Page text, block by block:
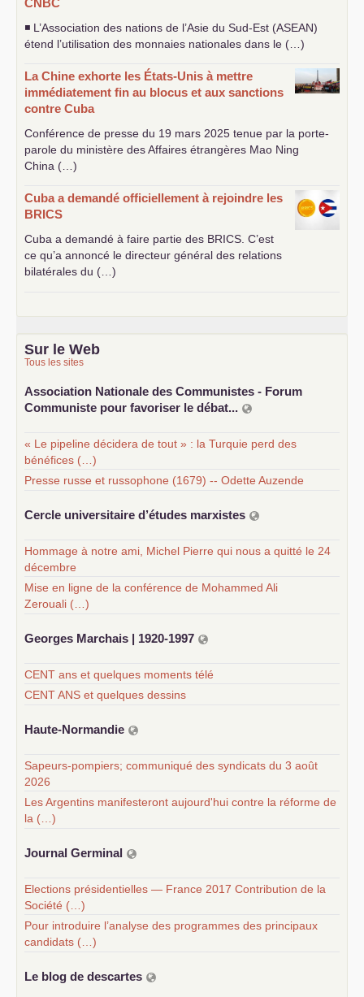
CNBC
◾ L’Association des nations de l’Asie du Sud-Est (ASEAN)
étend l’utilisation des monnaies nationales dans le (…)
La Chine exhorte les États-Unis à mettre
immédiatement fin au blocus et aux sanctions
contre Cuba
Conférence de presse du 19 mars 2025 tenue par la porte-
parole du ministère des Affaires étrangères Mao Ning
China (…)
Cuba a demandé officiellement à rejoindre les
BRICS
Cuba a demandé à faire partie des BRICS . C’est
ce qu’a annoncé le directeur général des relations
bilatérales du (…)
Sur le Web
Tous les sites
Association Nationale des Communistes - Forum
Communiste pour favoriser le débat...
« Le pipeline décidera de tout » : la Turquie perd des
bénéfices (…)
Presse russe et russophone (1679) -- Odette Auzende
Cercle universitaire d’études marxistes
Hommage à notre ami, Michel Pierre qui nous a quitté le 24
décembre
Mise en ligne de la conférence de Mohammed Ali
Zerouali (…)
Georges Marchais | 1920-1997
CENT ans et quelques moments télé
CENT ANS et quelques dessins
Haute-Normandie
Sapeurs-pompiers; communiqué des syndicats du 3 août
2026
Les Argentins manifesteront aujourd'hui contre la réforme de
la (…)
Journal Germinal
Elections présidentielles — France 2017 Contribution de la
Société (…)
Pour introduire l’analyse des programmes des principaux
candidats (…)
Le blog de descartes